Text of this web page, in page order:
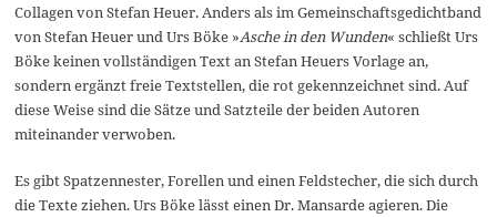
Collagen von Stefan Heuer. Anders als im Gemeinschaftsgedichtband
von Stefan Heuer und Urs Böke »Asche in den Wunden« schließt Urs
Böke keinen vollständigen Text an Stefan Heuers Vorlage an,
sondern ergänzt freie Textstellen, die rot gekennzeichnet sind. Auf
diese Weise sind die Sätze und Satzteile der beiden Autoren
miteinander verwoben.
Es gibt Spatzennester, Forellen und einen Feldstecher, die sich durch
die Texte ziehen. Urs Böke lässt einen Dr. Mansarde agieren. Die